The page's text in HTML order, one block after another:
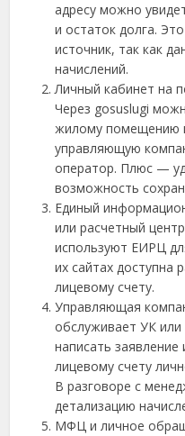
адресу можно
и остаток долга.
источник, так как
начислений.
Личный кабинет на
Через gosuslugi
жилому помещению
управляющую
оператор. Плюс —
возможность
Единый
или расчетный
используют ЕИРЦ
их сайтах доступна
лицевому счету.
Управляющая
обслуживает УК
написать заявление
лицевому счету
В разговоре с
детализацию
МФЦ и личное